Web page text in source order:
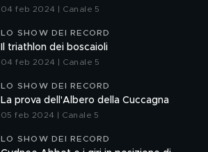
04 feb 2024 | Canale 5
LO SHOW DEI RECORD
Il triathlon dei boscaioli
04 feb 2024 | Canale 5
LO SHOW DEI RECORD
La prova dell'Albero della Cuccagna
05 feb 2024 | Canale 5
LO SHOW DEI RECORD